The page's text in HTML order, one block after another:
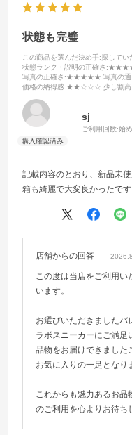
状態も完璧
この商品を選んだ決め手:探してい
状態ランク・説明の正確さ
写真の正確さ :★★★★★ 写真の通り
価格の納得感:★★☆☆☆ 少し割高
sj
ご利用回数:始
記載内容のとおり、新品未
箱も綺麗で大変良かったです
店舗からの回答
この度は当店をご利用い
います。
お選びいただきましたバ
ラボスニーカーにご満足
品物をお届けできました
お気に入りの一足となり
これからも魅力あるお品
のご利用を心よりお待ち